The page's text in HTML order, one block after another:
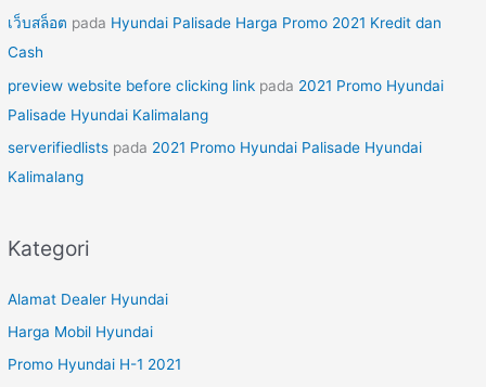
เว็บสล็อต pada Hyundai Palisade Harga Promo 2021 Kredit dan
Cash
preview website before clicking link pada 2021 Promo Hyundai
Palisade Hyundai Kalimalang
serverifiedlists pada 2021 Promo Hyundai Palisade Hyundai
Kalimalang
Kategori
Alamat Dealer Hyundai
Harga Mobil Hyundai
Promo Hyundai H-1 2021